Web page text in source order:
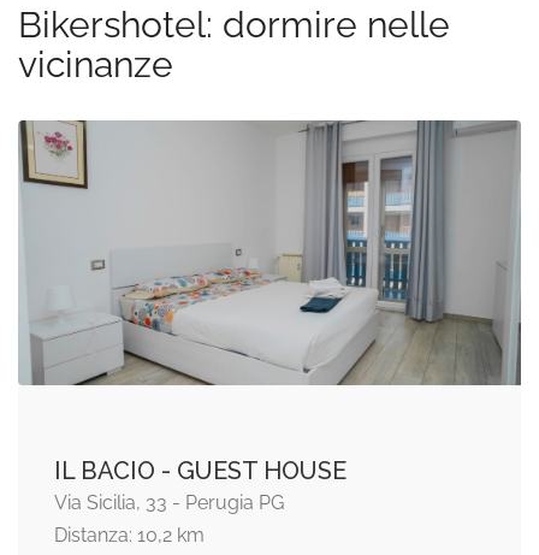
Bikershotel: dormire nelle
vicinanze
IL BACIO - GUEST HOUSE
Via Sicilia, 33 - Perugia PG
Distanza: 10,2 km